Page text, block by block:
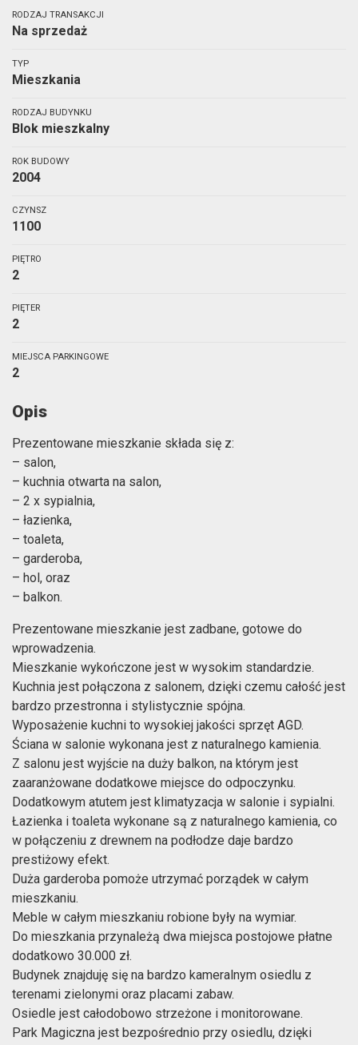
RODZAJ TRANSAKCJI
Na sprzedaż
TYP
Mieszkania
RODZAJ BUDYNKU
Blok mieszkalny
ROK BUDOWY
2004
CZYNSZ
1100
PIĘTRO
2
PIĘTER
2
MIEJSCA PARKINGOWE
2
Opis
Prezentowane mieszkanie składa się z:
– salon,
– kuchnia otwarta na salon,
– 2 x sypialnia,
– łazienka,
– toaleta,
– garderoba,
– hol, oraz
– balkon.
Prezentowane mieszkanie jest zadbane, gotowe do
wprowadzenia.
Mieszkanie wykończone jest w wysokim standardzie.
Kuchnia jest połączona z salonem, dzięki czemu całość jest
bardzo przestronna i stylistycznie spójna.
Wyposażenie kuchni to wysokiej jakości sprzęt AGD.
Ściana w salonie wykonana jest z naturalnego kamienia.
Z salonu jest wyjście na duży balkon, na którym jest
zaaranżowane dodatkowe miejsce do odpoczynku.
Dodatkowym atutem jest klimatyzacja w salonie i sypialni.
Łazienka i toaleta wykonane są z naturalnego kamienia, co
w połączeniu z drewnem na podłodze daje bardzo
prestiżowy efekt.
Duża garderoba pomoże utrzymać porządek w całym
mieszkaniu.
Meble w całym mieszkaniu robione były na wymiar.
Do mieszkania przynależą dwa miejsca postojowe płatne
dodatkowo 30.000 zł.
Budynek znajduję się na bardzo kameralnym osiedlu z
terenami zielonymi oraz placami zabaw.
Osiedle jest całodobowo strzeżone i monitorowane.
Park Magiczna jest bezpośrednio przy osiedlu, dzięki